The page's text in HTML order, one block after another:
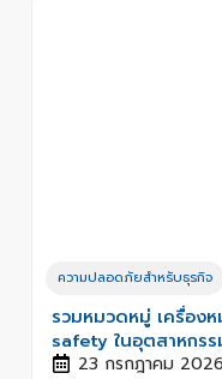
ความปลอดภัยสำหรับธุรกิจ
รวมหมวดหมู่ เครื่อ
safety ในอุตสาหกรร
23 กรกฎาคม 2026